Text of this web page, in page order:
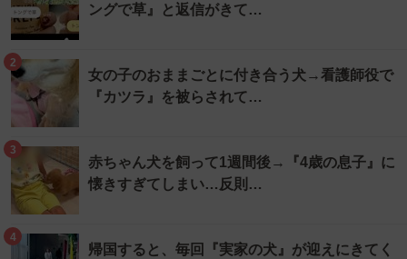
ングで草』と返信がきて…
2
女の子のおままごとに付き合う犬→看護師役で
『カツラ』を被らされて…
3
赤ちゃん犬を飼って1週間後→『4歳の息子』に
懐きすぎてしまい…反則…
4
帰国すると、毎回『実家の犬』が迎えにきてく